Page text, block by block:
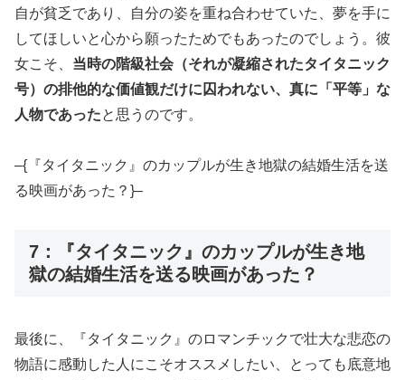
自が貧乏であり、自分の姿を重ね合わせていた、夢を手に
してほしいと心から願ったためでもあったのでしょう。彼
女こそ、 当時の階級社会（それが凝縮されたタイタニック
号）の排他的な価値観だけに囚われない、真に「平等」な
人物であったと思うのです。
–{『タイタニック』のカップルが生き地獄の結婚生活を送
る映画があった？}–
7：『タイタニック』のカップルが生き地
獄の結婚生活を送る映画があった？
最後に、『タイタニック』のロマンチックで壮大な悲恋の
物語に感動した人にこそオススメしたい、とっても底意地